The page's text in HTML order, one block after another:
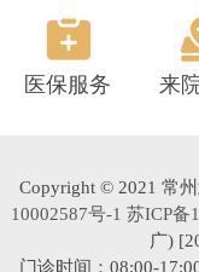
医保服务 来
Copyright © 2021 常
10002587号-1 苏ICP备
广)
门诊时间：08:00-